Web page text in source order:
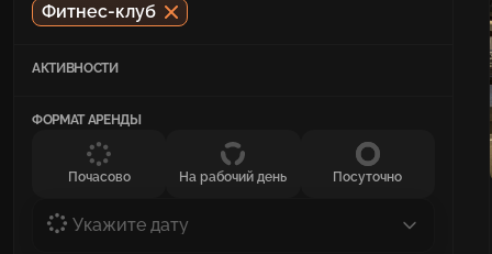
Фитнес-клуб
АКТИВНОСТИ
ФОРМАТ АРЕНДЫ
Почасово На рабочий день Посуточно
Укажите дату